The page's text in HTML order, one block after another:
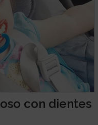
con dientes